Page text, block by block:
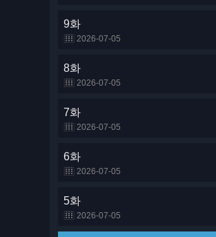
9화
2026-07-05
8화
2026-07-05
7화
2026-07-05
6화
2026-07-05
5화
2026-07-05